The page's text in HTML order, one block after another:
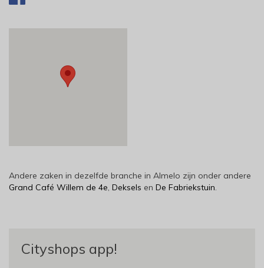
Andere zaken in dezelfde branche in Almelo zijn onder andere
Grand Café Willem de 4e, Deksels en De Fabriekstuin.
Cityshops app!